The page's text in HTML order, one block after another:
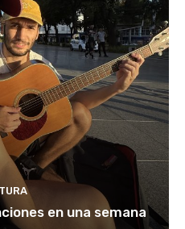
en una semana